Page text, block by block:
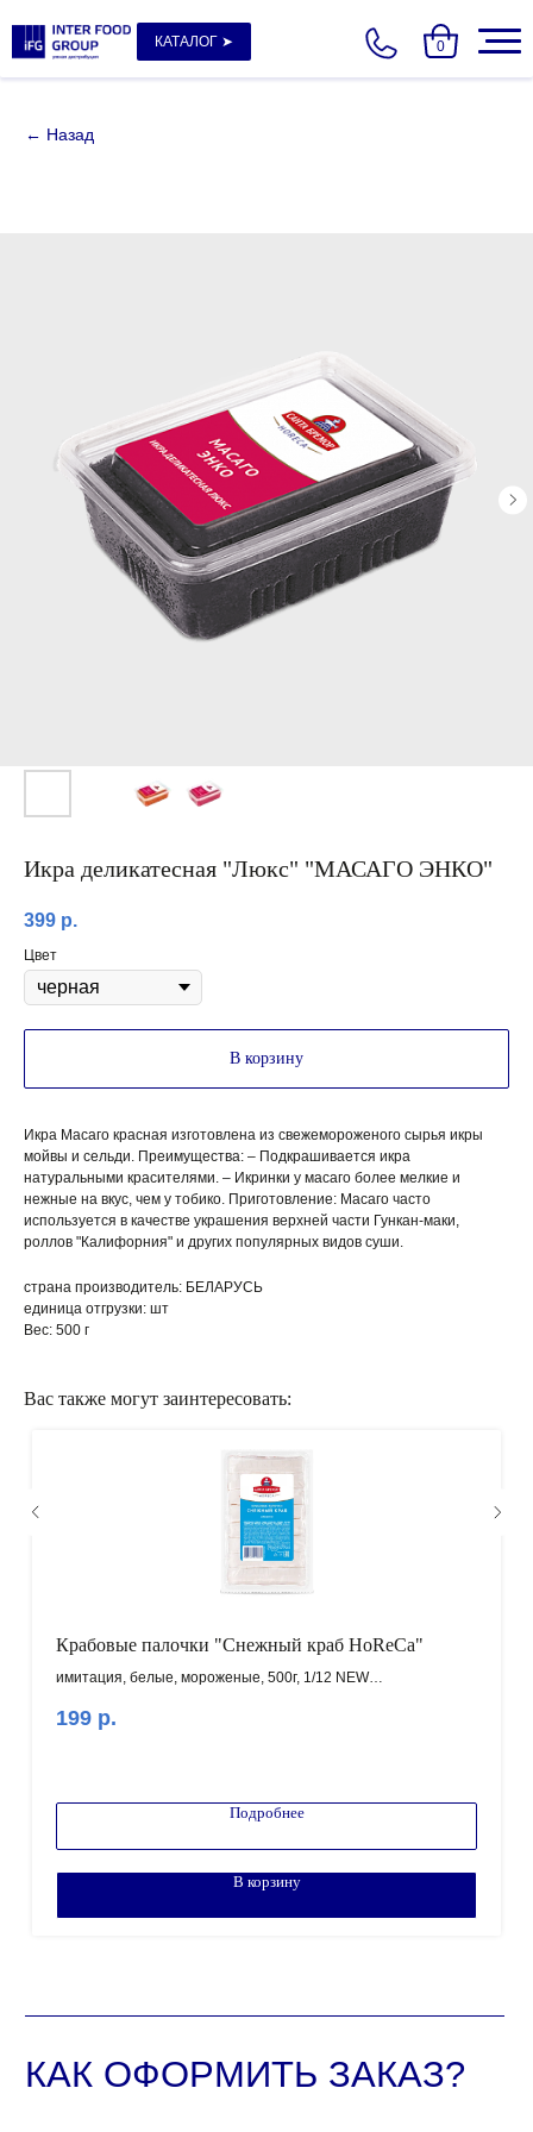
КАТАЛОГ ➤ 0
Икра деликатесная "Люкс" "МАСАГО ЭНКО"
399 р.
Цвет
В корзину
Икра Масаго красная изготовлена из свежемороженого сырья икры
мойвы и сельди. Преимущества: – Подкрашивается икра
натуральными красителями. – Икринки у масаго более мелкие и
нежные на вкус, чем у тобико. Приготовление: Масаго часто
используется в качестве украшения верхней части Гункан-маки,
роллов "Калифорния" и других популярных видов суши.
страна производитель: БЕЛАРУСЬ
единица отгрузки: шт
Вес: 500 г
Вас также могут заинтересовать:
Крабовые палочки "Снежный краб HoReCa"
имитация, белые, мороженые, 500г, 1/12 NEW
Внимание! Минимальный заказ от 100.000 рублей!
199 р.
Подробнее
В корзину
КАК ОФОРМИТЬ ЗАКАЗ?